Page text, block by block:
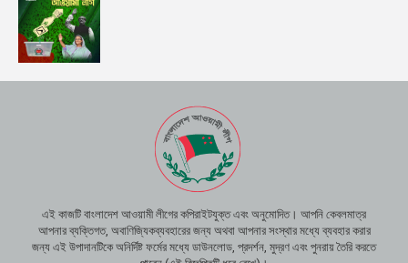
এই কাজটি বাংলাদেশ আওয়ামী লীগের কপিরাইটযুক্ত এবং অনুমোদিত। আপনি কেবলমাত্র
আপনার ব্যক্তিগত, অবাণিজ্যিকব্যবহারের জন্য অথবা আপনার সংস্থার মধ্যে ব্যবহার করার
জন্য এই উপাদানটিকে অনির্দিষ্ট ফর্মের মধ্যে ডাউনলোড, প্রদর্শন, মুদ্রণ এবং পুনরায় তৈরি করতে